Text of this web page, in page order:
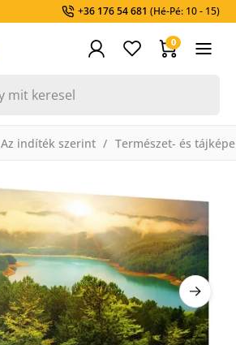
+36 176 54 681 (Hé-Pé: 10 - 15)
0
Az indíték szerint Természet- és